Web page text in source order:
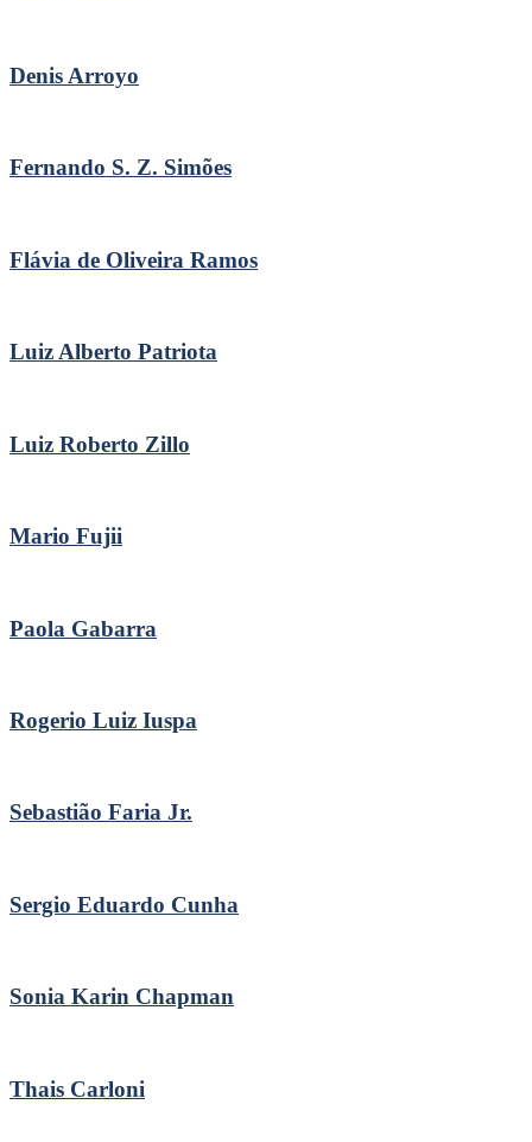
Denis Arroyo
Fernando S. Z. Simões
Flávia de Oliveira Ramos
Luiz Alberto Patriota
Luiz Roberto Zillo
Mario Fujii
Paola Gabarra
Rogerio Luiz Iuspa
Sebastião Faria Jr.
Sergio Eduardo Cunha
Sonia Karin Chapman
Thais Carloni